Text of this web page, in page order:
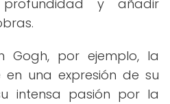
profundidad y añadir
por ejemplo, la
en una expresión de su
intensa pasión por la